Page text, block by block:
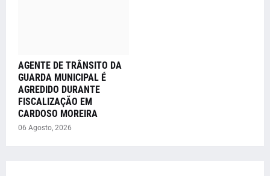
AGENTE DE TRÂNSITO DA
GUARDA MUNICIPAL É
AGREDIDO DURANTE
FISCALIZAÇÃO EM
CARDOSO MOREIRA
06 Agosto, 2026